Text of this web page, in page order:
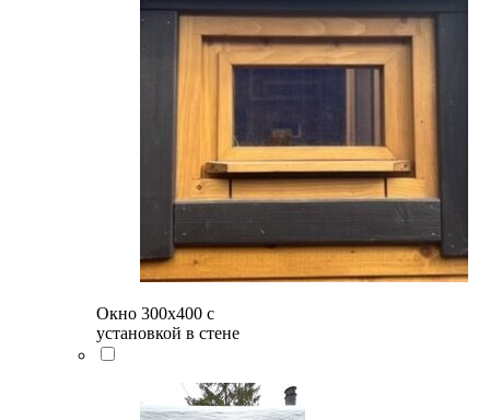
Окно 300х400 с
установкой в стене